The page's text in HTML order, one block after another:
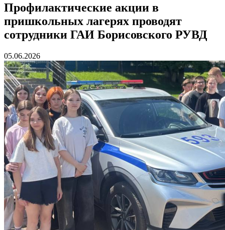
Профилактические акции в
пришкольных лагерях проводят
сотрудники ГАИ Борисовского РУВД
05.06.2026